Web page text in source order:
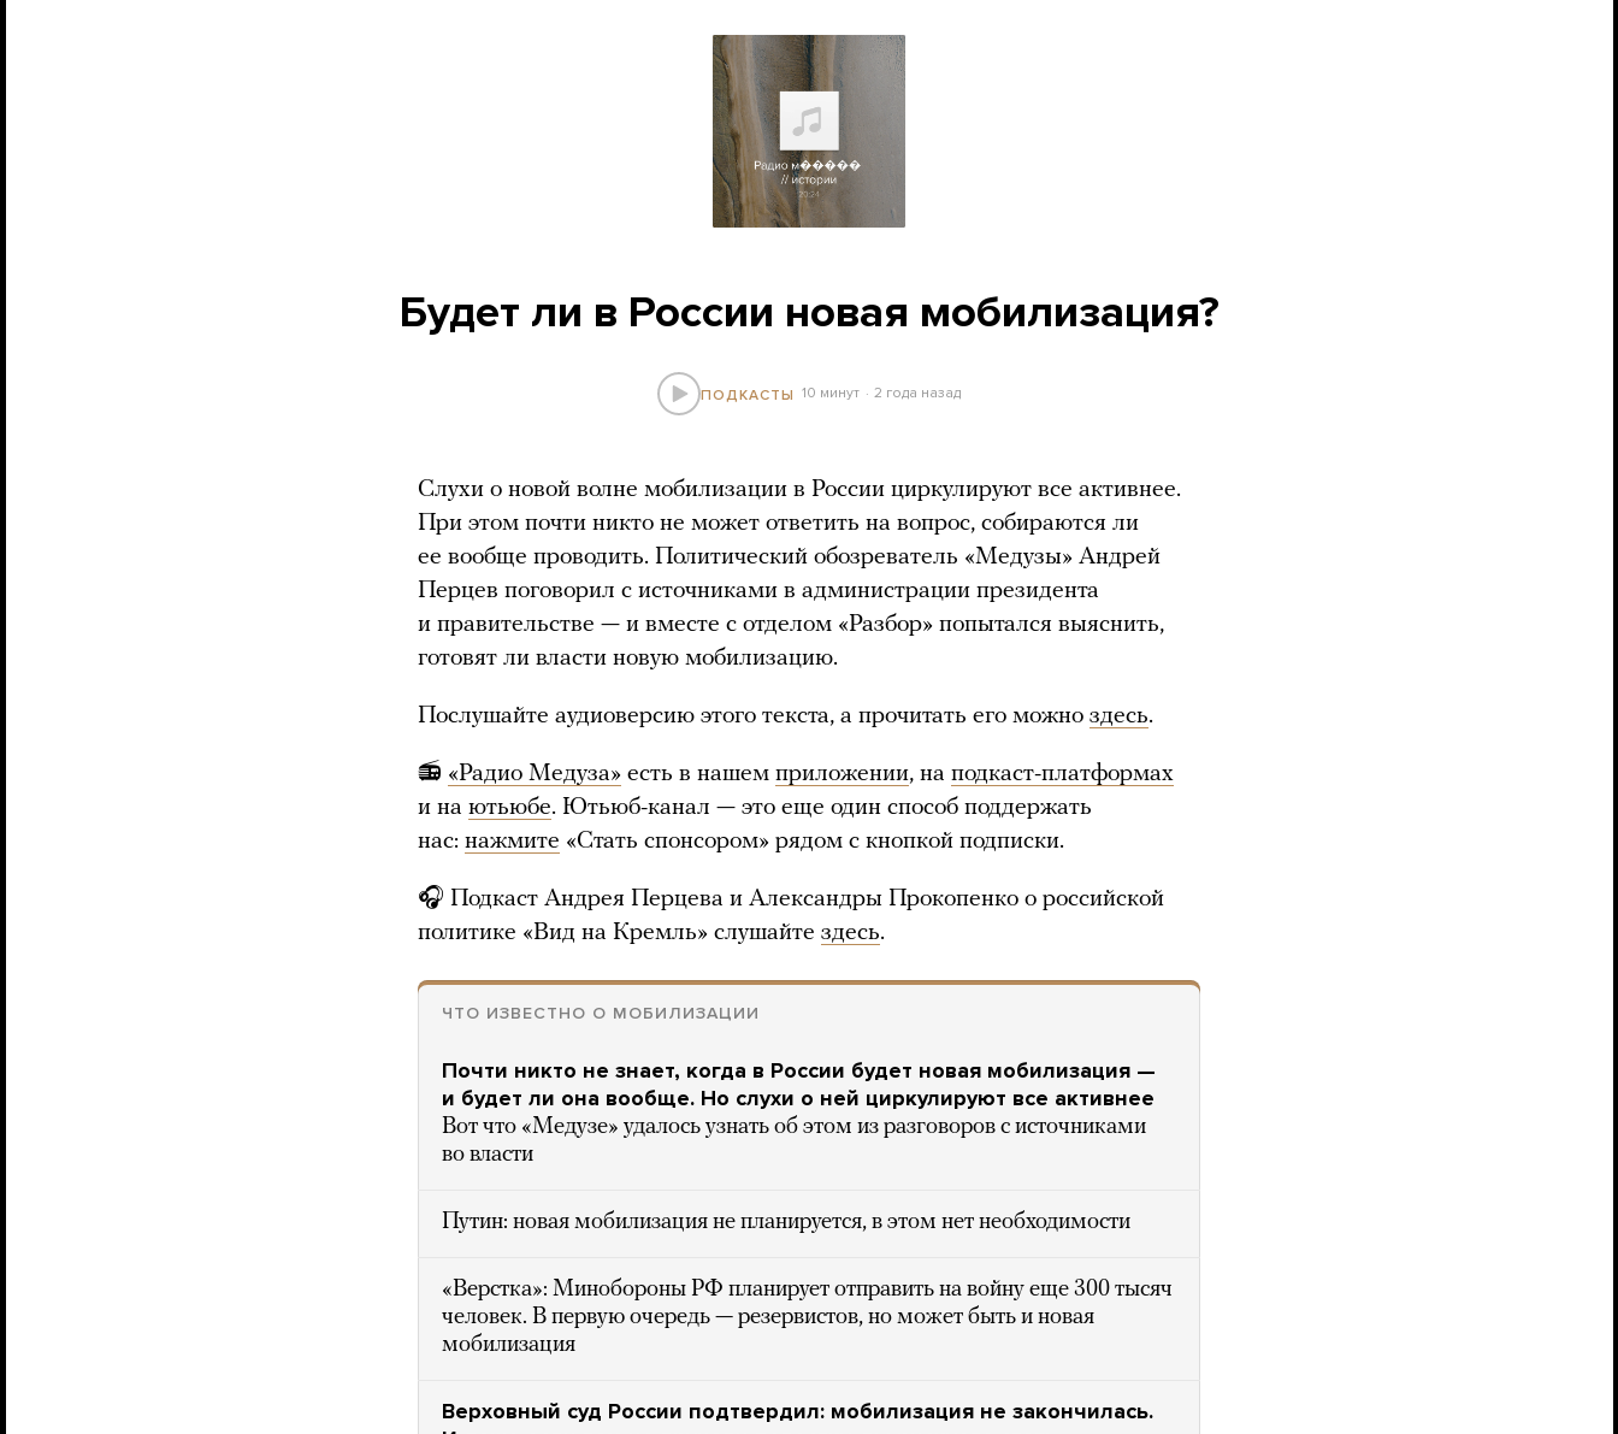
Будет ли в России новая мобилизация?
ПОДКАСТЫ 10 минут 2 года назад
Слухи о новой волне мобилизации в России циркулируют все активнее.
При этом почти никто не может ответить на вопрос, собираются ли
ее вообще проводить. Политический обозреватель «Медузы» Андрей
Перцев поговорил с источниками в администрации президента
и правительстве — и вместе с отделом «Разбор» попытался выяснить,
готовят ли власти новую мобилизацию.
Послушайте аудиоверсию этого текста, а прочитать его можно здесь.
📻 «Радио Медуза» есть в нашем приложении, на подкаст-платформах
и на ютьюбе. Ютьюб-канал — это еще один способ поддержать
нас: нажмите «Стать спонсором» рядом с кнопкой подписки.
🎧 Подкаст Андрея Перцева и Александры Прокопенко о российской
политике «Вид на Кремль» слушайте здесь.
ЧТО ИЗВЕСТНО О МОБИЛИЗАЦИИ
Почти никто не знает, когда в России будет новая мобилизация —
и будет ли она вообще. Но слухи о ней циркулируют все активнее
Вот что «Медузе» удалось узнать об этом из разговоров с источниками
во власти
Путин: новая мобилизация не планируется, в этом нет необходимости
«Верстка»: Минобороны РФ планирует отправить на войну еще 300 тысяч
человек. В первую очередь — резервистов, но может быть и новая
мобилизация
Верховный суд России подтвердил: мобилизация не закончилась.